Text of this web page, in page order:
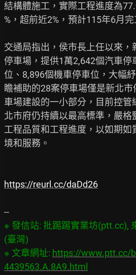
結構體施工，實際工程進度為
%，超前近2%，預計115年6月完
交通局指出，侯市長上任以來，
停車場，提供1萬2,642個汽車停
位、8,896個機車停車位，大幅
瞻補助的28案停車場僅是新北市
車場建設的一小部分，目前控管
北市府仍持續以最高標準，嚴格
工程品質和工程進度，以如期如
境和服務。
https://reurl.cc/daDd26
※ 發信站: 批踢踢實業坊(ptt.cc),
(臺灣)
※ 文章網址: https://www.ptt.cc/
4439563.A.8A9.html